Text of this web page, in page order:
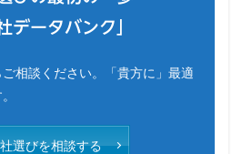
データバンク」
相談ください。「貴方に」最適
選びを相談する